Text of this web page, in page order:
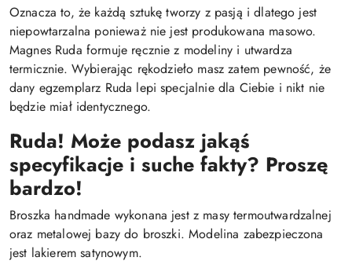
Oznacza to, że każdą sztukę tworzy z pasją i dlatego jest
niepowtarzalna ponieważ nie jest produkowana masowo.
Magnes Ruda formuje ręcznie z modeliny i utwardza
termicznie. Wybierając rękodzieło masz zatem pewność, że
dany egzemplarz Ruda lepi specjalnie dla Ciebie i nikt nie
będzie miał identycznego.
Ruda! Może podasz jakąś
specyfikacje i suche fakty? Proszę
bardzo!
Broszka handmade wykonana jest z masy termoutwardzalnej
oraz metalowej bazy do broszki. Modelina zabezpieczona
jest lakierem satynowym.